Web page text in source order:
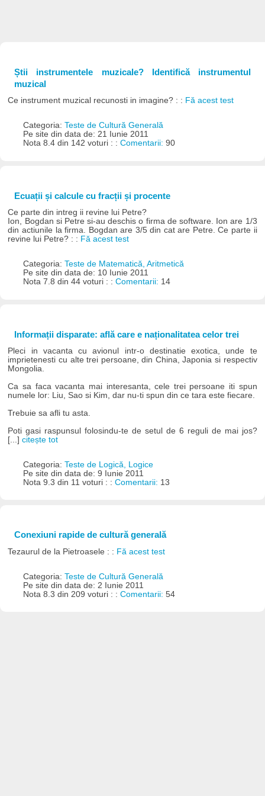
Știi instrumentele muzicale? Identifică instrumentul
muzical
Ce instrument muzical recunosti in imagine? : : Fă acest test
Categoria: Teste de Cultură Generală
Pe site din data de: 21 Iunie 2011
Nota 8.4 din 142 voturi : : Comentarii: 90
Ecuații și calcule cu fracții și procente
Ce parte din intreg ii revine lui Petre?
Ion, Bogdan si Petre si-au deschis o firma de software. Ion are 1/3
din actiunile la firma. Bogdan are 3/5 din cat are Petre. Ce parte ii
revine lui Petre? : : Fă acest test
Categoria: Teste de Matematică, Aritmetică
Pe site din data de: 10 Iunie 2011
Nota 7.8 din 44 voturi : : Comentarii: 14
Informații disparate: află care e naționalitatea celor trei
Pleci in vacanta cu avionul intr-o destinatie exotica, unde te
imprietenesti cu alte trei persoane, din China, Japonia si respectiv
Mongolia.
Ca sa faca vacanta mai interesanta, cele trei persoane iti spun
numele lor: Liu, Sao si Kim, dar nu-ti spun din ce tara este fiecare.
Trebuie sa afli tu asta.
Poti gasi raspunsul folosindu-te de setul de 6 reguli de mai jos?
[...]citește tot
Categoria: Teste de Logică, Logice
Pe site din data de: 9 Iunie 2011
Nota 9.3 din 11 voturi : : Comentarii: 13
Conexiuni rapide de cultură generală
Tezaurul de la Pietroasele : : Fă acest test
Categoria: Teste de Cultură Generală
Pe site din data de: 2 Iunie 2011
Nota 8.3 din 209 voturi : : Comentarii: 54